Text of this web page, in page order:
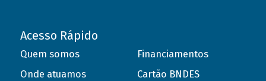
Acesso Rápido
Quem somos
Onde atuamos
Financiamentos
Cartão BNDES